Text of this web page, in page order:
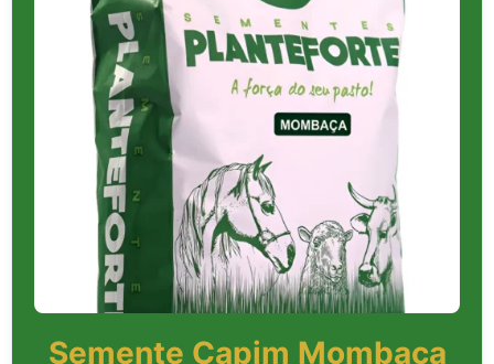
Semente Capim Mombaça